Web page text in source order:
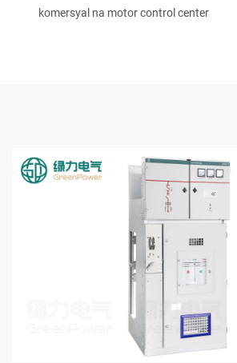
komersyal na motor control center